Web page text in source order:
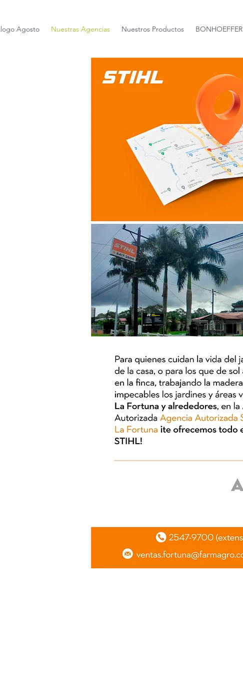
Agosto Nuestras Agencias Nuestros Productos BONHOEFFER